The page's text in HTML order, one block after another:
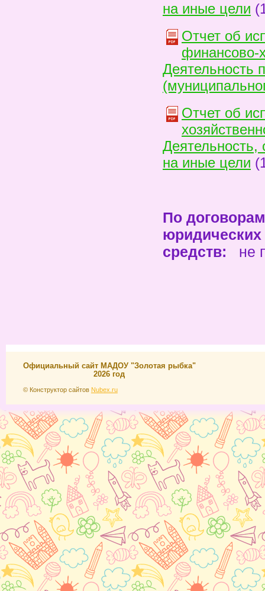
на иные цели
Отчет об
финансово-
Деятельность
Отчет об
Деятельность,
на иные цели
По
средств: не
Официальный сайт МАДОУ "Золотая рыбка"
2026 год
© Конструктор сайтов Nubex.ru